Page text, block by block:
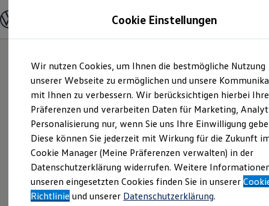
Hauptinhalt
springen
Footer
springen
Modelle und Konfigurator
Modelle vergleichen
Elektroautos
ENERGY Sondermodelle
Nutzfahrzeuge
SUV und CUV
Familienautos
Kombis
Kompaktwagen
Sportwagen
Schnell verfügbare Fahrzeuge
Angebote und Produkte
Aktuelle Angebote
E-Auto-Förderung
Volkswagen Marktplatz
Cookie Einstellungen
Wir nutzen Cookies, um Ihnen die bestmögliche Nutzung
unserer Webseite zu ermöglichen und unsere
mit Ihnen zu verbessern. Wir berücksichtigen hierbei Ihre
Präferenzen und verarbeiten Daten für Marketing,
Personalisierung nur, wenn Sie uns Ihre Einwilligung
Diese können Sie jederzeit mit Wirkung für die Zukunft
Cookie Manager (Meine Präferenzen verwalten) in der
Datenschutzerklärung widerrufen. Weitere
unseren eingesetzten Cookies finden Sie in unserer
Richtlinie und unserer Datenschutzerklärung.